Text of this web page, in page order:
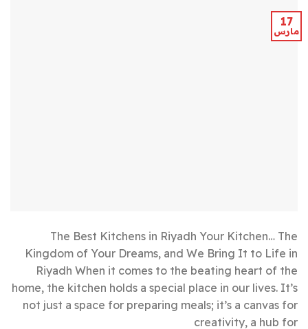
17
مارس
The Best Kitchens in Riyadh Your Kitchen… The
Kingdom of Your Dreams, and We Bring It to Life in
Riyadh When it comes to the beating heart of the
home, the kitchen holds a special place in our lives. It’s
not just a space for preparing meals; it’s a canvas for
creativity, a hub for